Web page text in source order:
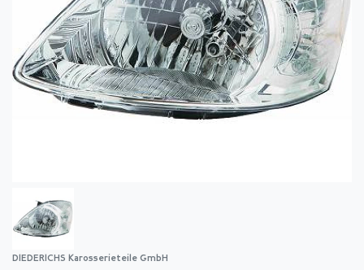
DIEDERICHS Karosserieteile GmbH